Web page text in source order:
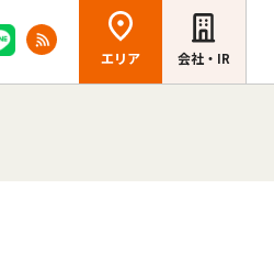
エリア 会社・IR